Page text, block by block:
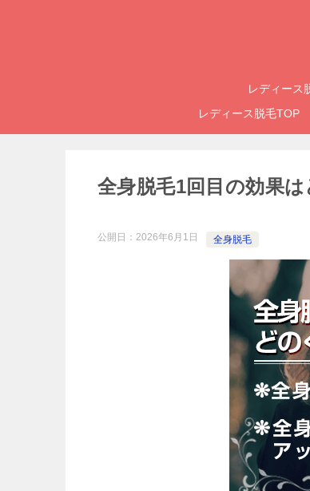
レディース
レディース脱毛TOP
全身脱毛1回目の効果
公開日： 2026年6月1日 全身脱毛